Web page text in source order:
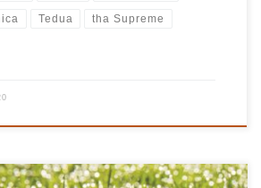
Tedua tha Supreme